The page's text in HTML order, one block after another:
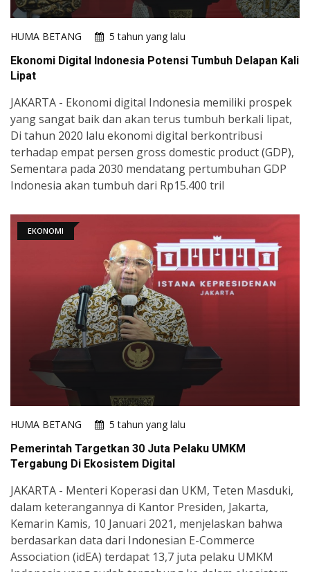
HUMA BETANG
5 tahun yang lalu
Ekonomi Digital Indonesia Potensi Tumbuh Delapan Kali
Lipat
JAKARTA - Ekonomi digital Indonesia memiliki prospek
yang sangat baik dan akan terus tumbuh berkali lipat,
Di tahun 2020 lalu ekonomi digital berkontribusi
terhadap empat persen gross domestic product (GDP),
Sementara pada 2030 mendatang pertumbuhan GDP
Indonesia akan tumbuh dari Rp15.400 tril
EKONOMI
HUMA BETANG
5 tahun yang lalu
Pemerintah Targetkan 30 Juta Pelaku UMKM
Tergabung Di Ekosistem Digital
JAKARTA - Menteri Koperasi dan UKM, Teten Masduki,
dalam keterangannya di Kantor Presiden, Jakarta,
Kemarin Kamis, 10 Januari 2021, menjelaskan bahwa
berdasarkan data dari Indonesian E-Commerce
Association (idEA) terdapat 13,7 juta pelaku UMKM